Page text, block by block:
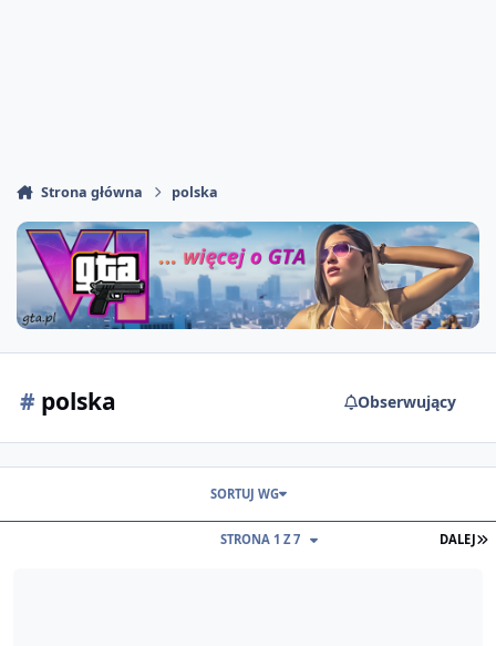
Strona główna polska
# polska Obserwujący
DALEJ
STRONA 1 Z 7
SORTUJ WG